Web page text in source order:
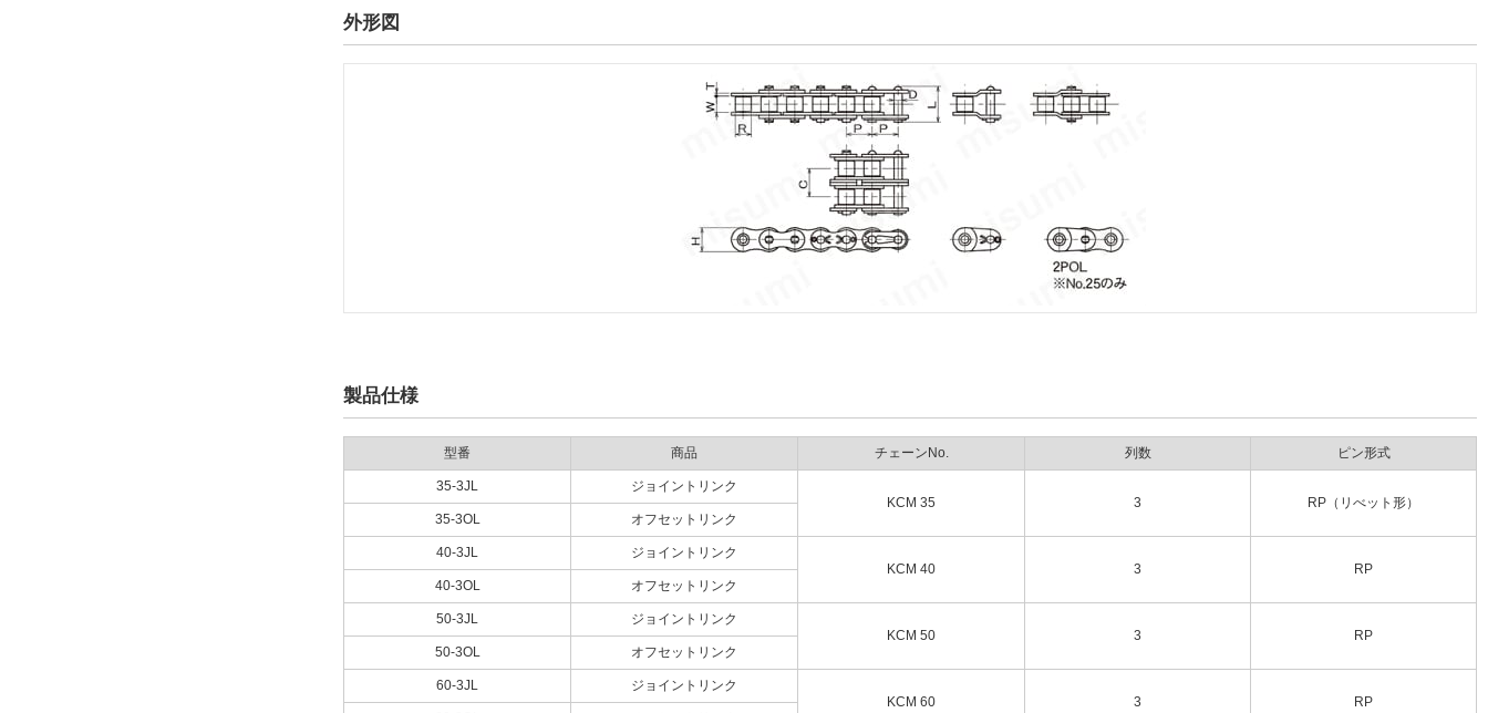
外形図
製品仕様
型番 商品 チェーンNo. 列数 ピン形式
35-3JL
ジョイントリンク
KCM 35
3
RP（リべット形）
35-3OL
オフセットリンク
40-3JL
ジョイントリンク
KCM 40
3
RP
40-3OL
オフセットリンク
50-3JL
ジョイントリンク
KCM 50
3
RP
50-3OL
オフセットリンク
60-3JL
ジョイントリンク
KCM 60
3
RP